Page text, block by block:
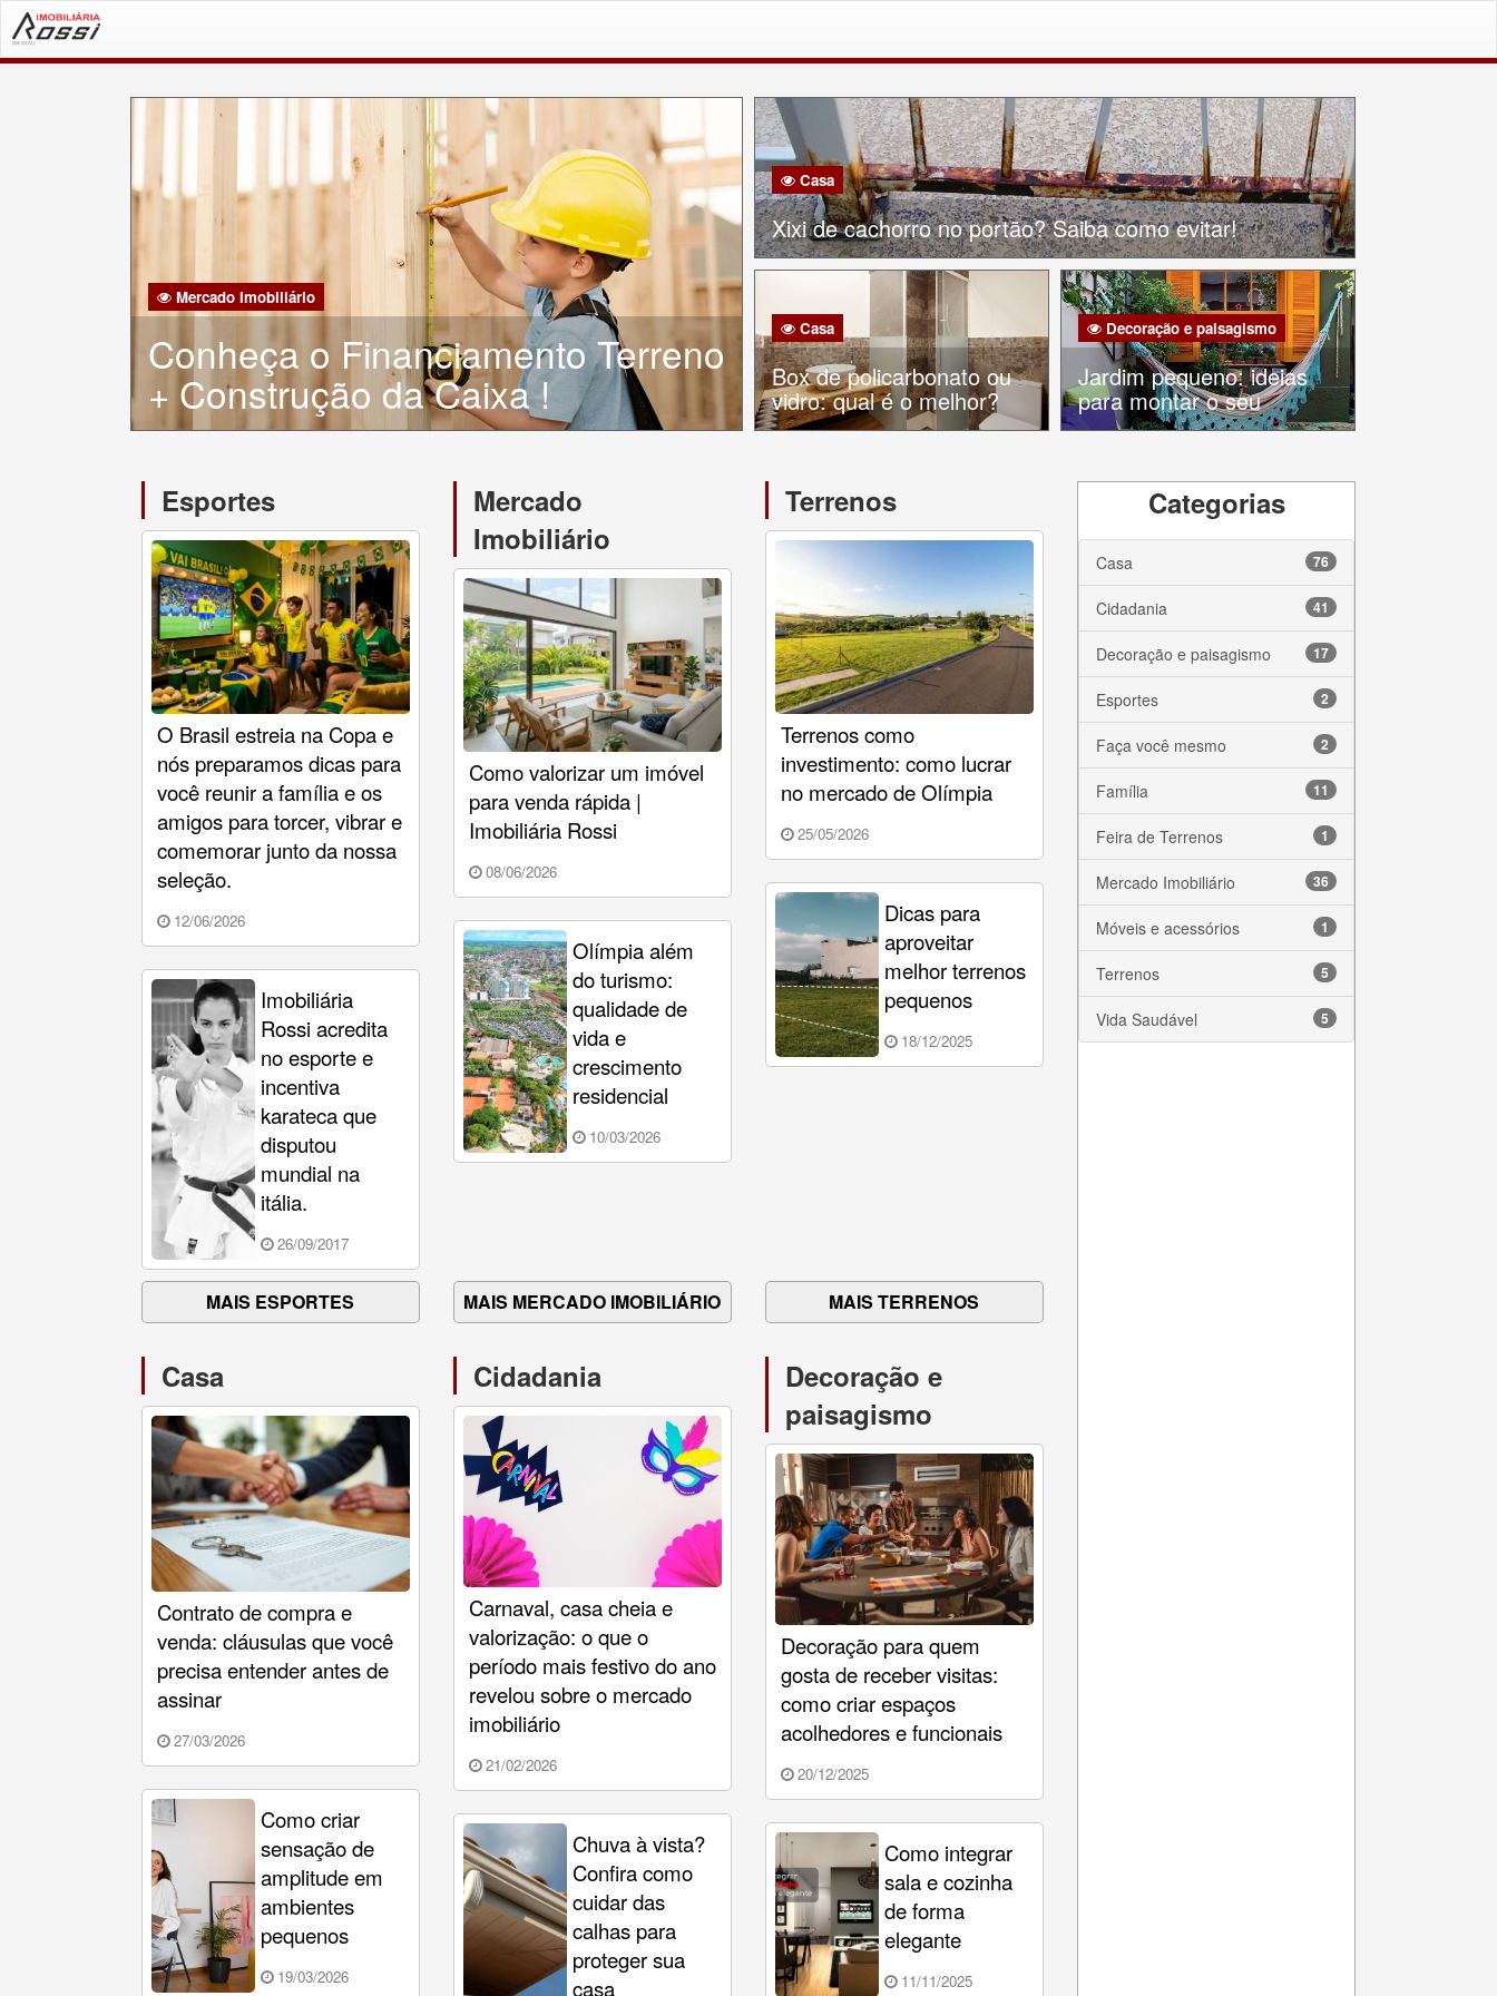
Mercado Imobiliário
Conheça o Financiamento Terreno
+ Construção da Caixa !
Casa
Xixi de cachorro no portão? Saiba como evitar!
Casa
Box de policarbonato ou
vidro: qual é o melhor?
Decoração e paisagismo
Jardim pequeno: ideias
para montar o seu
Esportes
O Brasil estreia na Copa e
nós preparamos dicas para
você reunir a família e os
amigos para torcer, vibrar e
comemorar junto da nossa
seleção.
12/06/2026
Imobiliária
Rossi acredita
no esporte e
incentiva
karateca que
disputou
mundial na
itália.
26/09/2017
MAIS ESPORTES
Mercado
Imobiliário
Como valorizar um imóvel
para venda rápida |
Imobiliária Rossi
08/06/2026
Olímpia além
do turismo:
qualidade de
vida e
crescimento
residencial
10/03/2026
MAIS MERCADO IMOBILIÁRIO
Terrenos
Terrenos como
investimento: como lucrar
no mercado de Olímpia
25/05/2026
Dicas para
aproveitar
melhor terrenos
pequenos
18/12/2025
MAIS TERRENOS
Casa
Contrato de compra e
venda: cláusulas que você
precisa entender antes de
assinar
27/03/2026
Como criar
sensação de
amplitude em
ambientes
pequenos
19/03/2026
Cidadania
Carnaval, casa cheia e
valorização: o que o
período mais festivo do ano
revelou sobre o mercado
imobiliário
21/02/2026
Chuva à vista?
Confira como
cuidar das
calhas para
proteger sua
casa
Decoração e
paisagismo
Decoração para quem
gosta de receber visitas:
como criar espaços
acolhedores e funcionais
20/12/2025
Como integrar
sala e cozinha
de forma
elegante
11/11/2025
Categorias
76
Casa
41
Cidadania
17
Decoração e paisagismo
2
Esportes
2
Faça você mesmo
11
Família
1
Feira de Terrenos
36
Mercado Imobiliário
1
Móveis e acessórios
5
Terrenos
5
Vida Saudável